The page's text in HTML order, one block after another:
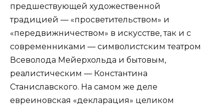
предшествующей художественной
традицией — «просветительством» и
«передвижничеством» в искусстве, так и с
современниками — символистским театром
Всеволода Мейерхольда и бытовым,
реалистическим — Константина
Станиславского. На самом же деле
евреиновская «декларация» целиком